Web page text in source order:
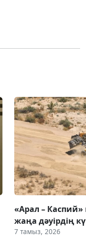
«Арал – Каспий»
жаңа дәуірдің
7 тамыз, 2026